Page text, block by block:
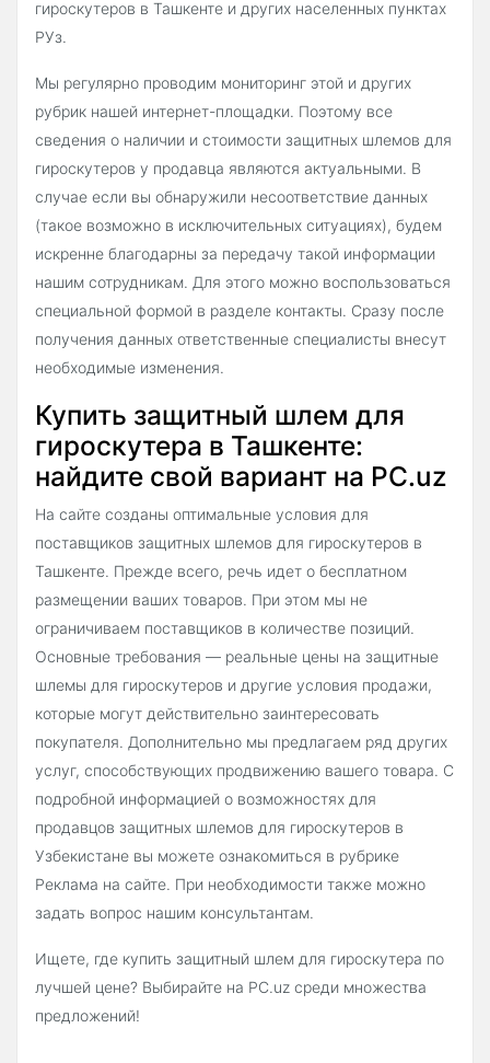
гироскутеров в Ташкенте и других населенных пунктах
РУз.
Мы регулярно проводим мониторинг этой и других
рубрик нашей интернет-площадки. Поэтому все
сведения о наличии и стоимости защитных шлемов для
гироскутеров у продавца являются актуальными. В
случае если вы обнаружили несоответствие данных
(такое возможно в исключительных ситуациях), будем
искренне благодарны за передачу такой информации
нашим сотрудникам. Для этого можно воспользоваться
специальной формой в разделе контакты. Сразу после
получения данных ответственные специалисты внесут
необходимые изменения.
Купить защитный шлем для
гироскутера в Ташкенте:
найдите свой вариант на PC.uz
На сайте созданы оптимальные условия для
поставщиков защитных шлемов для гироскутеров в
Ташкенте. Прежде всего, речь идет о бесплатном
размещении ваших товаров. При этом мы не
ограничиваем поставщиков в количестве позиций.
Основные требования — реальные цены на защитные
шлемы для гироскутеров и другие условия продажи,
которые могут действительно заинтересовать
покупателя. Дополнительно мы предлагаем ряд других
услуг, способствующих продвижению вашего товара. С
подробной информацией о возможностях для
продавцов защитных шлемов для гироскутеров в
Узбекистане вы можете ознакомиться в рубрике
Реклама на сайте. При необходимости также можно
задать вопрос нашим консультантам.
Ищете, где купить защитный шлем для гироскутера по
лучшей цене? Выбирайте на PC.uz среди множества
предложений!